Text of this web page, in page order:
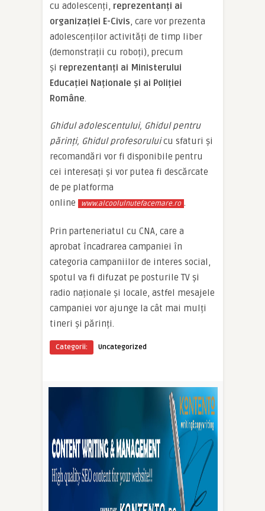
cu adolescenți, reprezentanți ai
organizației E-Civis, care vor prezenta
adolescenților activități de timp liber
(demonstrații cu roboți), precum
și reprezentanți ai Ministerului
Educației Naționale și ai Poliției
Române.
Ghidul adolescentului, Ghidul pentru
părinți, Ghidul profesoruluicu sfaturi și
recomandări vor fi disponibile pentru
cei interesați și vor putea fi descărcate
de pe platforma
online
www.alcoolulnutefacemare.ro .
Prin parteneriatul cu CNA, care a
aprobat încadrarea campaniei în
categoria campaniilor de interes social,
spotul va fi difuzat pe posturile TV și
radio naționale și locale, astfel mesajele
campaniei vor ajunge la cât mai mulți
tineri și părinți.
Categorii: Uncategorized